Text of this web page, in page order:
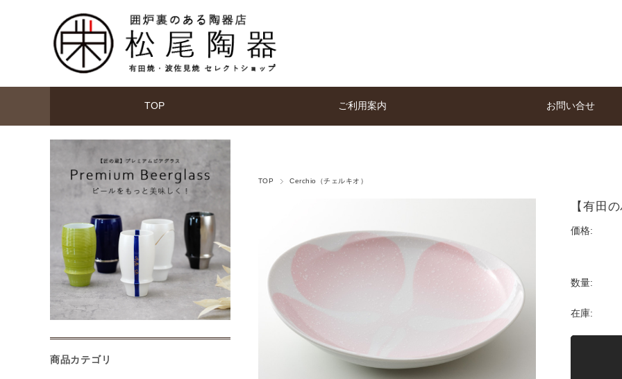
TOP ご利用案内 お問い合せ
TOP Cerchio（チェルキオ）
【有田
価格:
数量:
在庫:
商品カテゴリ